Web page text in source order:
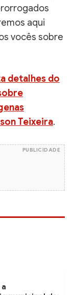
aqui
vocês sobre
detalhes do
Teixeira.
PUBLICIDADE